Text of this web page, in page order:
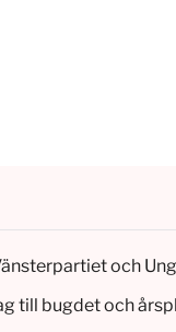
och
till bugdet och